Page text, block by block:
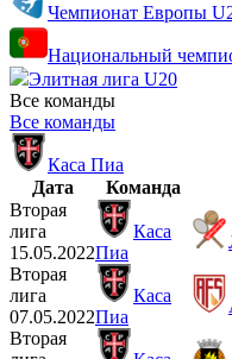
Чемпионат Европы
Национальный
Элитная лига U20
Все команды
Все команды
Каса Пиа
Дата
Команда
Вторая
лига
15.05.2022
Каса
Пиа
Вторая
лига
07.05.2022
Каса
Пиа
Вторая